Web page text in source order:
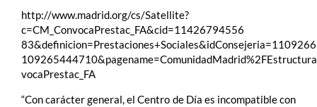
http://www.madrid.org/cs/Satellite?
c=CM_ConvocaPrestac_FA&cid=11426794556
vocaPrestac_FA
“Con carácter general, el Centro de Día es incompatible con